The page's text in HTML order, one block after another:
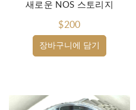
장바구니에 담기
새로운 NOS 스토리지
$200